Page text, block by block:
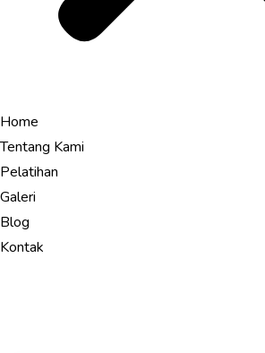
Home
Tentang Kami
Pelatihan
Galeri
Blog
Kontak